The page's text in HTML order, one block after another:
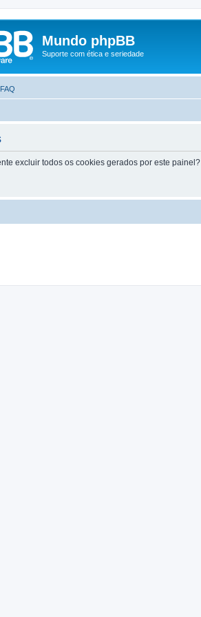
Mundo phpBB
Suporte com ética e seriedade
FAQ
excluir todos os cookies gerados por este painel?